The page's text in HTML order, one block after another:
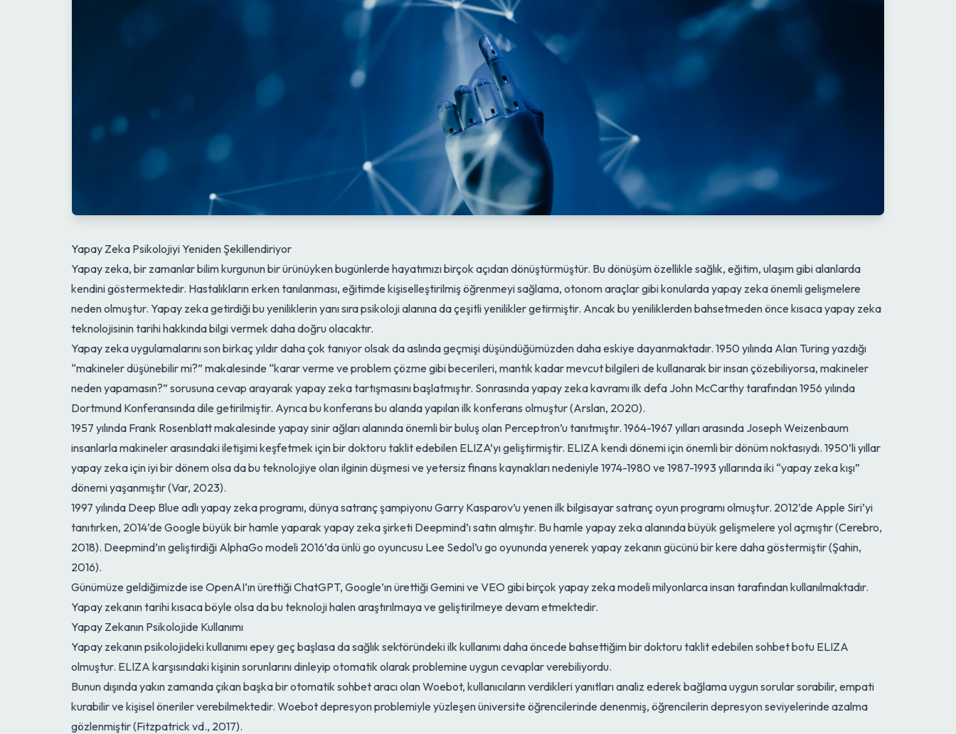
Yapay Zeka Psikolojiyi Yeniden Şekillendiriyor
Yapay zeka, bir zamanlar bilim kurgunun bir ürünüyken bugünlerde hayatımızı birçok açıdan dönüştürmüştür. Bu dönüşüm özellikle sağlık, eğitim, ulaşım gibi alanlarda
kendini göstermektedir. Hastalıkların erken tanılanması, eğitimde kişiselleştirilmiş öğrenmeyi sağlama, otonom araçlar gibi konularda yapay zeka önemli gelişmelere
neden olmuştur. Yapay zeka getirdiği bu yeniliklerin yanı sıra psikoloji alanına da çeşitli yenilikler getirmiştir. Ancak bu yeniliklerden bahsetmeden önce kısaca yapay zeka
teknolojisinin tarihi hakkında bilgi vermek daha doğru olacaktır.
Yapay zeka uygulamalarını son birkaç yıldır daha çok tanıyor olsak da aslında geçmişi düşündüğümüzden daha eskiye dayanmaktadır. 1950 yılında Alan Turing yazdığı
“makineler düşünebilir mi?” makalesinde “karar verme ve problem çözme gibi becerileri, mantık kadar mevcut bilgileri de kullanarak bir insan çözebiliyorsa, makineler
neden yapamasın?” sorusuna cevap arayarak yapay zeka tartışmasını başlatmıştır. Sonrasında yapay zeka kavramı ilk defa John McCarthy tarafından 1956 yılında
Dortmund Konferansında dile getirilmiştir. Ayrıca bu konferans bu alanda yapılan ilk konferans olmuştur (Arslan, 2020).
1957 yılında Frank Rosenblatt makalesinde yapay sinir ağları alanında önemli bir buluş olan Perceptron’u tanıtmıştır. 1964-1967 yılları arasında Joseph Weizenbaum
insanlarla makineler arasındaki iletişimi keşfetmek için bir doktoru taklit edebilen ELIZA’yı geliştirmiştir. ELIZA kendi dönemi için önemli bir dönüm noktasıydı. 1950’li yıllar
yapay zeka için iyi bir dönem olsa da bu teknolojiye olan ilginin düşmesi ve yetersiz finans kaynakları nedeniyle 1974-1980 ve 1987-1993 yıllarında iki “yapay zeka kışı”
dönemi yaşanmıştır (Var, 2023).
1997 yılında Deep Blue adlı yapay zeka programı, dünya satranç şampiyonu Garry Kasparov’u yenen ilk bilgisayar satranç oyun programı olmuştur. 2012’de Apple Siri’yi
tanıtırken, 2014’de Google büyük bir hamle yaparak yapay zeka şirketi Deepmind’ı satın almıştır. Bu hamle yapay zeka alanında büyük gelişmelere yol açmıştır (Cerebro,
2018). Deepmind’ın geliştirdiği AlphaGo modeli 2016’da ünlü go oyuncusu Lee Sedol’u go oyununda yenerek yapay zekanın gücünü bir kere daha göstermiştir (Şahin,
2016).
Günümüze geldiğimizde ise OpenAI’ın ürettiği ChatGPT, Google’ın ürettiği Gemini ve VEO gibi birçok yapay zeka modeli milyonlarca insan tarafından kullanılmaktadır.
Yapay zekanın tarihi kısaca böyle olsa da bu teknoloji halen araştırılmaya ve geliştirilmeye devam etmektedir.
Yapay Zekanın Psikolojide Kullanımı
Yapay zekanın psikolojideki kullanımı epey geç başlasa da sağlık sektöründeki ilk kullanımı daha öncede bahsettiğim bir doktoru taklit edebilen sohbet botu ELIZA
olmuştur. ELIZA karşısındaki kişinin sorunlarını dinleyip otomatik olarak problemine uygun cevaplar verebiliyordu.
Bunun dışında yakın zamanda çıkan başka bir otomatik sohbet aracı olan Woebot, kullanıcıların verdikleri yanıtları analiz ederek bağlama uygun sorular sorabilir, empati
kurabilir ve kişisel öneriler verebilmektedir. Woebot depresyon problemiyle yüzleşen üniversite öğrencilerinde denenmiş, öğrencilerin depresyon seviyelerinde azalma
gözlenmiştir (Fitzpatrick vd., 2017).